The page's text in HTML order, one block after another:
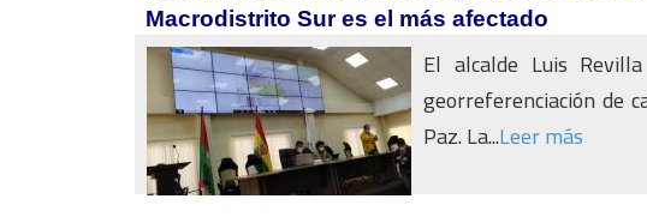
Macrodistrito Sur es el más afectado
El alcalde Luis
georreferenciación de
Paz. La...Leer más